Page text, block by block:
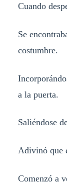
Cuando
Se
costumbre.
a la puerta.
Saliéndose
Adivinó que
Comenzó a